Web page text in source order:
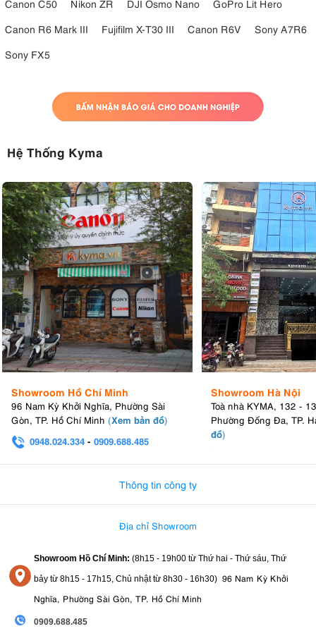
Canon C50
Nikon ZR DJI Osmo Nano
GoPro Lit Hero
Canon R6 Mark III
Fujifilm X-T30 III Canon R6V
Sony A7R6
Sony FX5
Hệ Thống Kyma
Showroom Hồ Chí Minh
96 Nam Kỳ Khởi Nghĩa, Phường Sài
Gòn, TP. Hồ Chí Minh (Xem bản đồ)
0948.024.334 - 0909.688.485
Showroom Hà Nội
Toà nhà KYMA, 132 -
Phường Đống Đa, TP.
đồ)
Thông tin công ty
Địa chỉ Showroom
Showroom Hồ Chí Minh: (8h15 - 19h00 từ Thứ hai - Thứ sáu, Thứ
bảy từ 8h15 - 17h15, Chủ nhật từ 8h30 - 16h30) 96 Nam Kỳ Khởi
Nghĩa, Phường Sài Gòn, TP. Hồ Chí Minh
0909.688.485